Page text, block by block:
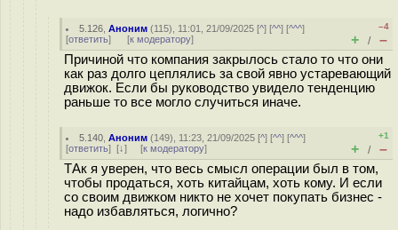
5.126 ,Аноним (115), 11:01, 21/09/2025 [^] [^^] [^^^]
[ответить] [к модератору]
–4
+ / –
Причиной что компания закрылось стало то что они
как раз долго цеплялись за свой явно устаревающий
движок. Если бы руководство увидело тенденцию
раньше то все могло случиться иначе.
5.140 ,Аноним (149), 11:23, 21/09/2025 [^] [^^] [^^^]
[ответить] [↓] [к модератору]
+1
+ / –
ТАк я уверен, что весь смысл операции был в том,
чтобы продаться, хоть китайцам, хоть кому. И если
со своим движком никто не хочет покупать бизнес -
надо избавляться, логично?